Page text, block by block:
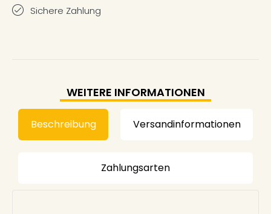
Sichere Zahlung
WEITERE INFORMATIONEN
Beschreibung Versandinformationen
Zahlungsarten